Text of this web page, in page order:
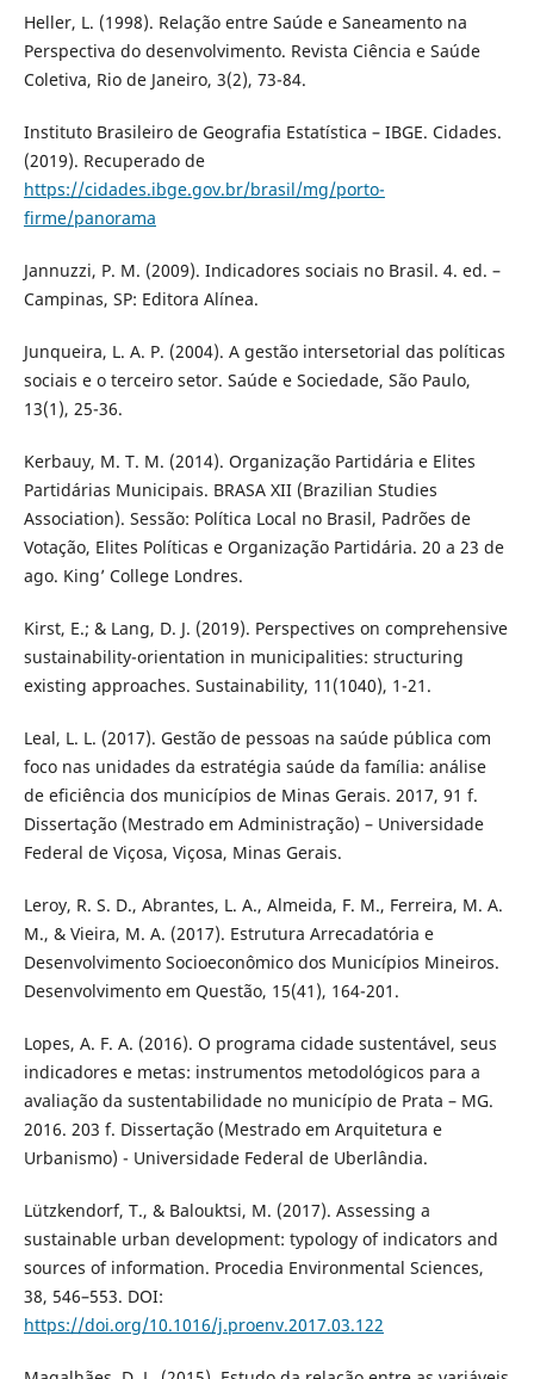
Heller, L. (1998). Relação entre Saúde e Saneamento na
Perspectiva do desenvolvimento. Revista Ciência e Saúde
Coletiva, Rio de Janeiro, 3(2), 73-84.
Instituto Brasileiro de Geografia Estatística – IBGE. Cidades.
(2019). Recuperado de
https://cidades.ibge.gov.br/brasil/mg/porto-
firme/panorama
Jannuzzi, P. M. (2009). Indicadores sociais no Brasil. 4. ed. –
Campinas, SP: Editora Alínea.
Junqueira, L. A. P. (2004). A gestão intersetorial das políticas
sociais e o terceiro setor. Saúde e Sociedade, São Paulo,
13(1), 25-36.
Kerbauy, M. T. M. (2014). Organização Partidária e Elites
Partidárias Municipais. BRASA XII (Brazilian Studies
Association). Sessão: Política Local no Brasil, Padrões de
Votação, Elites Políticas e Organização Partidária. 20 a 23 de
ago. King’ College Londres.
Kirst, E.; & Lang, D. J. (2019). Perspectives on comprehensive
sustainability-orientation in municipalities: structuring
existing approaches. Sustainability, 11(1040), 1-21.
Leal, L. L. (2017). Gestão de pessoas na saúde pública com
foco nas unidades da estratégia saúde da família: análise
de eficiência dos municípios de Minas Gerais. 2017, 91 f.
Dissertação (Mestrado em Administração) – Universidade
Federal de Viçosa, Viçosa, Minas Gerais.
Leroy, R. S. D., Abrantes, L. A., Almeida, F. M., Ferreira, M. A.
M., & Vieira, M. A. (2017). Estrutura Arrecadatória e
Desenvolvimento Socioeconômico dos Municípios Mineiros.
Desenvolvimento em Questão, 15(41), 164-201.
Lopes, A. F. A. (2016). O programa cidade sustentável, seus
indicadores e metas: instrumentos metodológicos para a
avaliação da sustentabilidade no município de Prata – MG.
2016. 203 f. Dissertação (Mestrado em Arquitetura e
Urbanismo) - Universidade Federal de Uberlândia.
Lützkendorf, T., & Balouktsi, M. (2017). Assessing a
sustainable urban development: typology of indicators and
sources of information. Procedia Environmental Sciences,
38, 546–553. DOI:
https://doi.org/10.1016/j.proenv.2017.03.122